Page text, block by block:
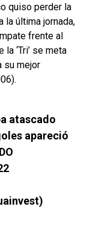
quiso perder la
la última jornada,
frente al
‘Tri’ se meta
su mejor
atascado
apareció